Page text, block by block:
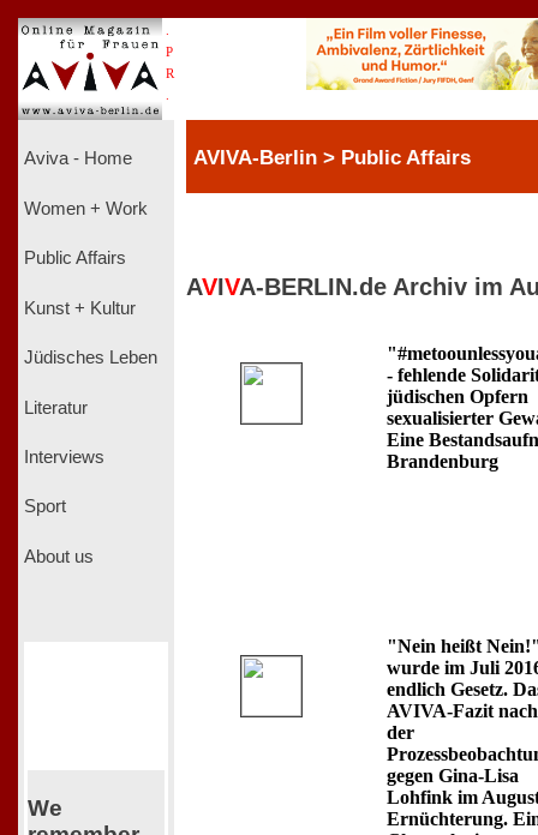
P
R
Aviva - Home
Women + Work
Public Affairs
Kunst + Kultur
Jüdisches Leben
Literatur
Interviews
Sport
About us
We
AVIVA-Berlin > Public Affairs
AVIVA-BERLIN.de Archiv im
- fehlende
jüdischen Opfern
sexualisierter
Eine
Brandenburg
"Nein heißt
wurde im Juli
endlich Gesetz.
AVIVA-Fazit nach
der
gegen Gina-Lisa
Lohfink im
Ernüchterung.